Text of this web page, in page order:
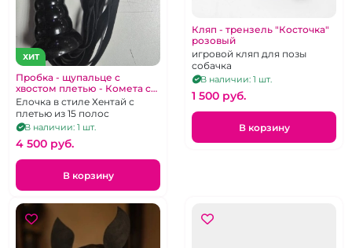
ХИТ
Пробка - щупальце с
хвостом плетью - Комета с
Пришельцем
Елочка в стиле Хентай с
плетью из 15 полос
В наличии: 1 шт.
4 500 pуб.
В корзину
Кляп - трензель "Косточка"
розовый
игровой кляп для позы
собачка
В наличии: 1 шт.
1 500 pуб.
В корзину